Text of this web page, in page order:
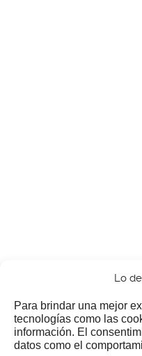
Lo
Para brindar una mejor
tecnologías como las
información. El
datos como el
¿Nos invitas a un